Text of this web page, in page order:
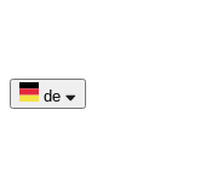
de